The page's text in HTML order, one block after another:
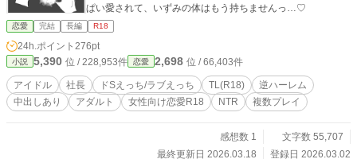
ぱい愛されて、いずみの体はもう持ちませんっ…♡
恋愛 完結 長編 R18
24h.ポイント 276pt
小説 5,390 位 / 228,953件 恋愛 2,698 位 / 66,403件
アイドル 社長 ドSえっち/ラブえっち TL(R18)
逆ハーレム
中出しあり
アダルト 女性向け恋愛R18 NTR 複数プレイ
感想数 1
文字数 55,707
最終更新日 2026.03.18
登録日 2026.03.02